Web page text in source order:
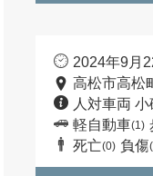
2024年9月
高松市高松
人対車両
軽自動車(1)
死亡(0) 負傷